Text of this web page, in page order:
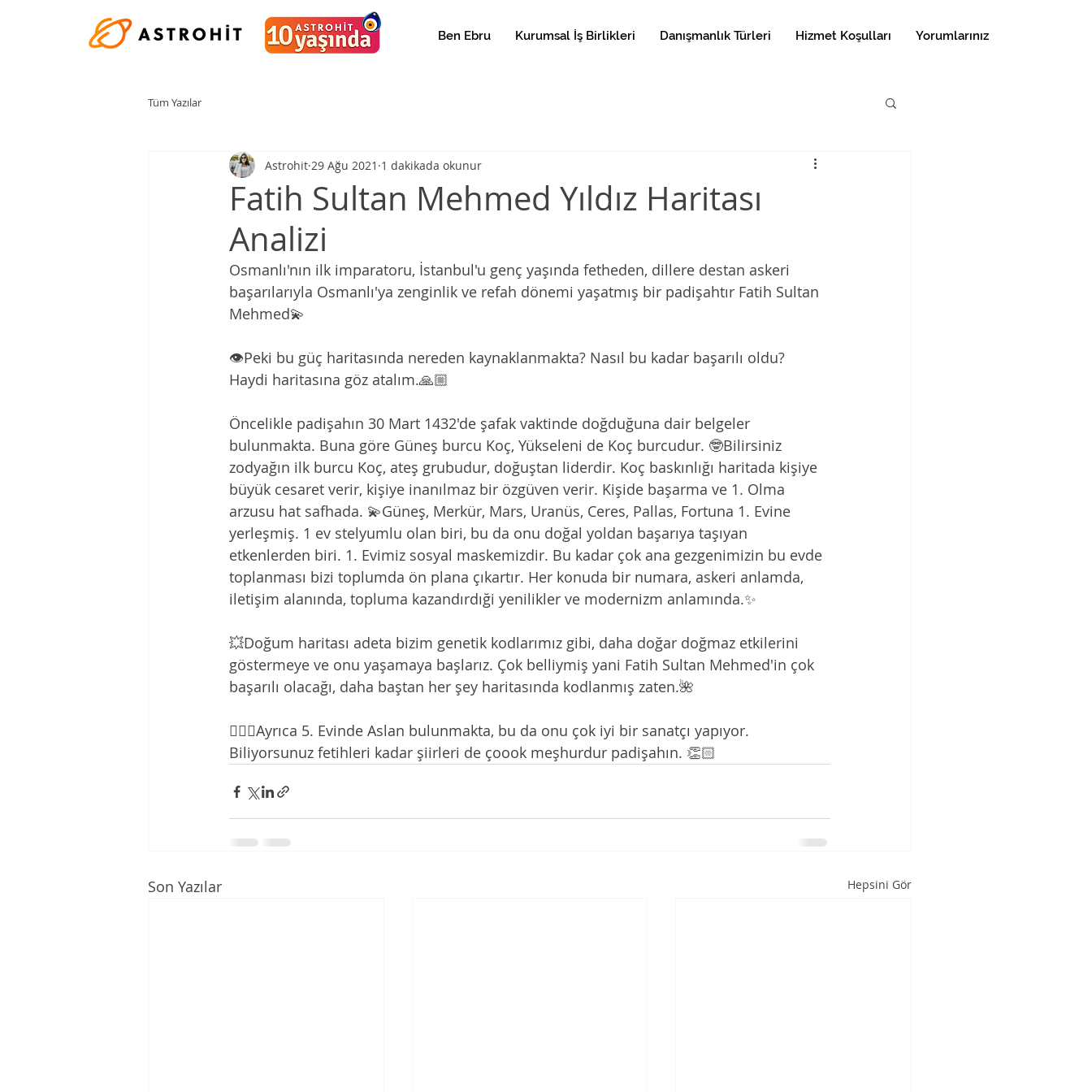
Ben Ebru Kurumsal İş Birlikleri Danışmanlık Türleri Hizmet Koşulları Yorumlarınız
Tüm Yazılar
Fatih Sultan Mehmed Yıldız Haritası
Analizi
Astrohit 29 Ağu 2021 1 dakikada okunur
Osmanlı'nın ilk imparatoru, İstanbul'u genç yaşında fetheden, dillere destan askeri
başarılarıyla Osmanlı'ya zenginlik ve refah dönemi yaşatmış bir padişahtır Fatih Sultan
Mehmed💫
👁Peki bu güç haritasında nereden kaynaklanmakta? Nasıl bu kadar başarılı oldu?
Haydi haritasına göz atalım.🙏🏼
Öncelikle padişahın 30 Mart 1432'de şafak vaktinde doğduğuna dair belgeler
bulunmakta. Buna göre Güneş burcu Koç, Yükseleni de Koç burcudur. 🤓Bilirsiniz
zodyağın ilk burcu Koç, ateş grubudur, doğuştan liderdir. Koç baskınlığı haritada kişiye
büyük cesaret verir, kişiye inanılmaz bir özgüven verir. Kişide başarma ve 1. Olma
arzusu hat safhada. 💫Güneş, Merkür, Mars, Uranüs, Ceres, Pallas, Fortuna 1. Evine
yerleşmiş. 1 ev stelyumlu olan biri, bu da onu doğal yoldan başarıya taşıyan
etkenlerden biri. 1. Evimiz sosyal maskemizdir. Bu kadar çok ana gezgenimizin bu evde
toplanması bizi toplumda ön plana çıkartır. Her konuda bir numara, askeri anlamda,
iletişim alanında, topluma kazandırdıği yenilikler ve modernizm anlamında.✨
💥Doğum haritası adeta bizim genetik kodlarımız gibi, daha doğar doğmaz etkilerini
göstermeye ve onu yaşamaya başlarız. Çok belliymiş yani Fatih Sultan Mehmed'in çok
başarılı olacağı, daha baştan her şey haritasında kodlanmış zaten.🌺
🤷🏻‍♀️Ayrıca 5. Evinde Aslan bulunmakta, bu da onu çok iyi bir sanatçı yapıyor.
Biliyorsunuz fetihleri kadar şiirleri de çoook meşhurdur padişahın. 👏🏻
Son Yazılar Hepsini Gör